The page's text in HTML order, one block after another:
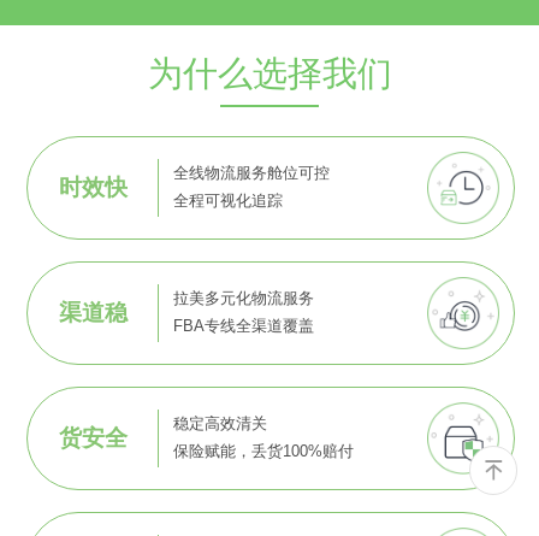
为什么选择我们
时效快
全线物流服务舱位可控
全程可视化追踪
渠道稳
拉美多元化物流服务
FBA专线全渠道覆盖
货安全
稳定高效清关
保险赋能，丢货100%赔付